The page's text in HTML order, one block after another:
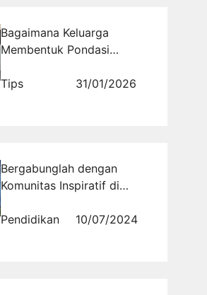
Bagaimana Keluarga
Membentuk Pondasi
Melekat Seumur Hidup?
Tips 31/01/2026
Bergabunglah dengan
Komunitas Inspiratif di
Mimpi dan Kontribusimu
Pendidikan 10/07/2024